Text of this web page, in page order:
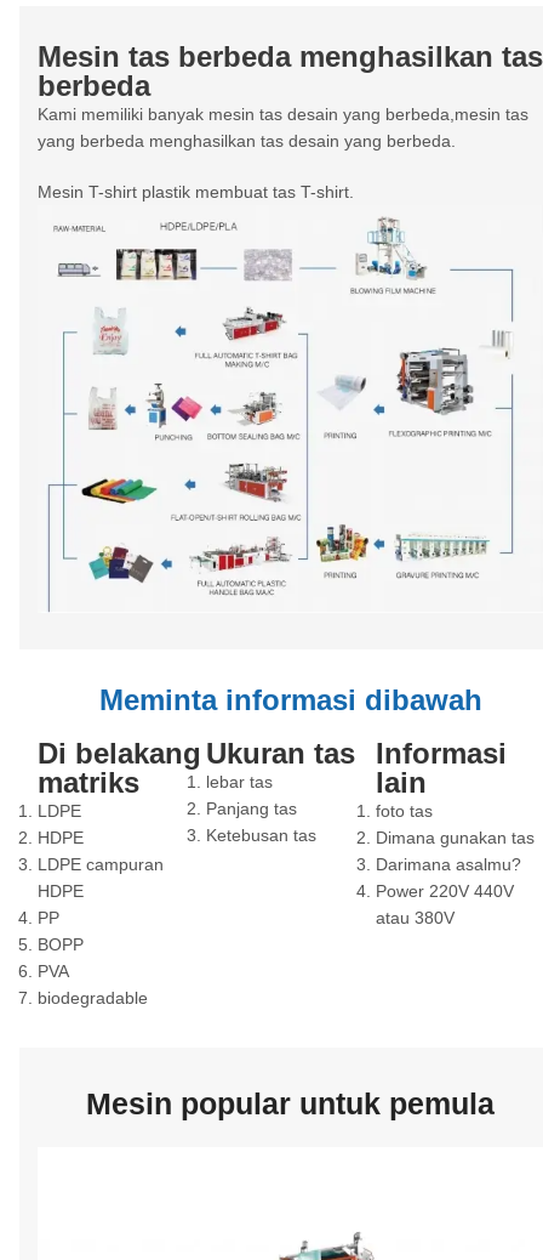
Mesin tas berbeda menghasilkan tas
berbeda
Kami memiliki banyak mesin tas desain yang berbeda,mesin tas
yang berbeda menghasilkan tas desain yang berbeda.
Mesin T-shirt plastik membuat tas T-shirt.
Meminta informasi dibawah
Di belakang
matriks
LDPE
HDPE
LDPE campuran
HDPE
PP
BOPP
PVA
biodegradable
Ukuran tas
lebar tas
Panjang tas
Ketebusan tas
Informasi
lain
foto tas
Dimana gunakan tas
Darimana asalmu?
Power 220V 440V
atau 380V
Mesin popular untuk pemula